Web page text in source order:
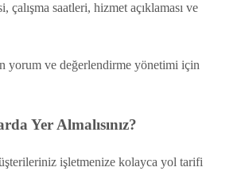
çalışma saatleri, hizmet açıklaması ve
yorum ve değerlendirme yönetimi için
Yer Almalısınız?
işletmenize kolayca yol tarifi